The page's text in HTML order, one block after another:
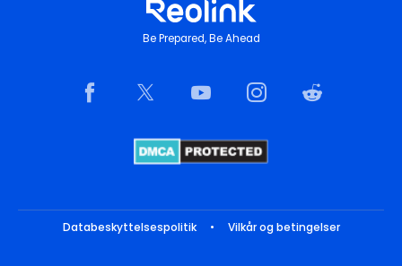
Be Prepared, Be Ahead
Databeskyttelsespolitik • Vilkår og betingelser